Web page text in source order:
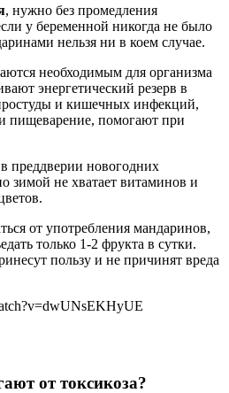
, нужно без промедления
у беременной никогда не было
нельзя ни в коем случае.
необходимым для организма
энергетический резерв в
и кишечных инфекций,
пищеварение, помогают при
преддверии новогодних
зимой не хватает витаминов и
от употребления мандаринов,
только 1-2 фрукта в сутки.
пользу и не причинят вреда
от токсикоза?